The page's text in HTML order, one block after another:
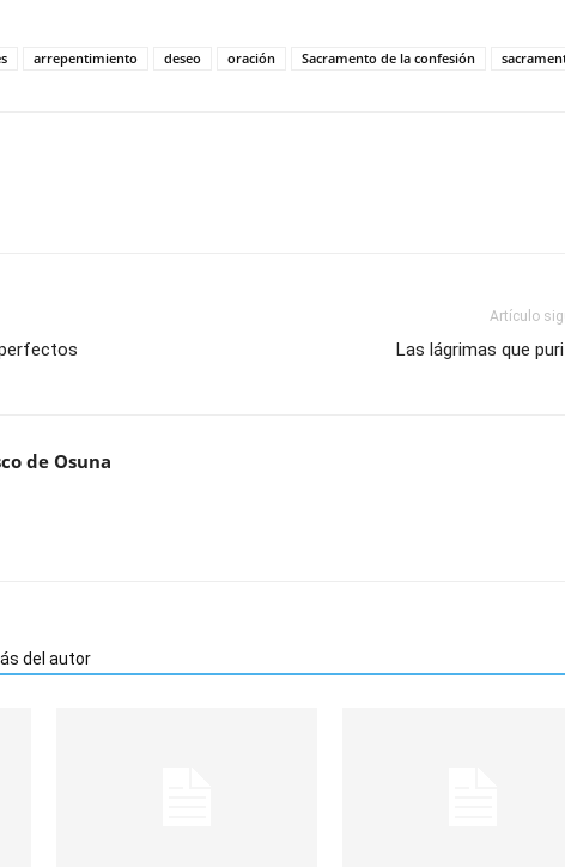
arrepentimiento deseo oración Sacramento de la confesión
Artículo
Las lágrimas que
de Osuna
del autor